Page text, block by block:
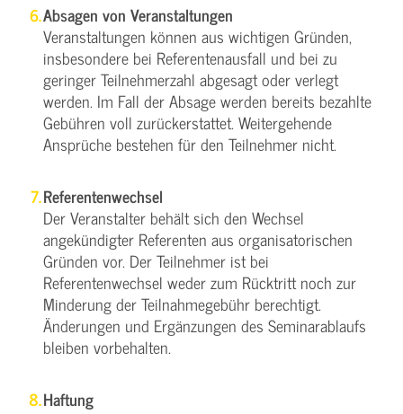
Absagen von Veranstaltungen
Veranstaltungen können aus wichtigen Gründen,
insbesondere bei Referentenausfall und bei zu
geringer Teilnehmerzahl abgesagt oder verlegt
werden. Im Fall der Absage werden bereits bezahlte
Gebühren voll zurückerstattet. Weitergehende
Ansprüche bestehen für den Teilnehmer nicht.
Referentenwechsel
Der Veranstalter behält sich den Wechsel
angekündigter Referenten aus organisatorischen
Gründen vor. Der Teilnehmer ist bei
Referentenwechsel weder zum Rücktritt noch zur
Minderung der Teilnahmegebühr berechtigt.
Änderungen und Ergänzungen des Seminarablaufs
bleiben vorbehalten.
Haftung